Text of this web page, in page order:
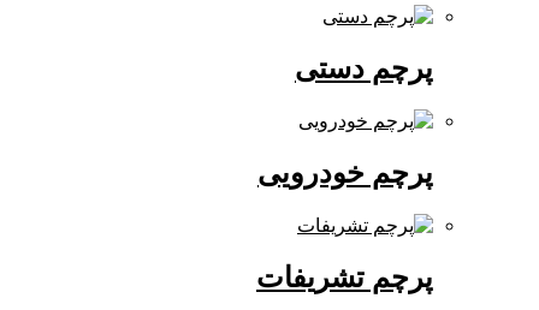
پرچم دستی
پرچم خودرویی
پرچم تشریفات